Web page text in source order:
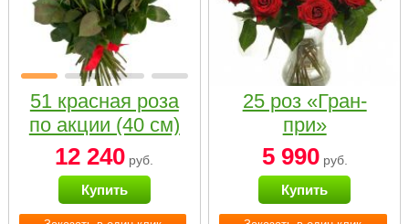
51 красная роза
по акции (40 см)
12 240 руб.
Купить
25 роз «Гран-
при»
5 990руб.
Купить